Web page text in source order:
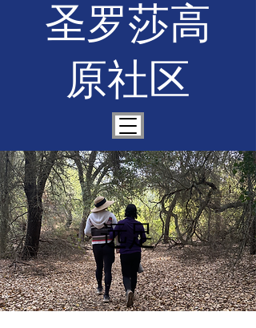
圣罗莎高
原社区
远足